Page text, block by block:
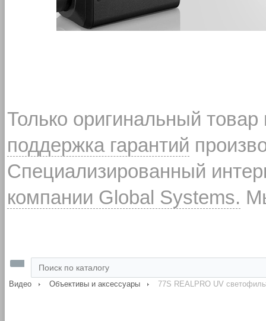
Только оригинальный
поддержка гарантий
Специализированный
компании Global Systems.
Видео Объективы и аксессуары 77S REALPRO UV